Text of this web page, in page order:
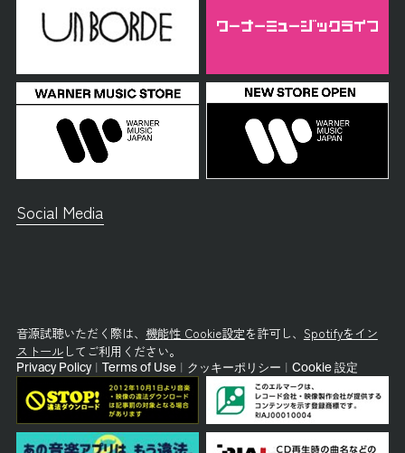
Social Media
音源試聴いただく際は、 機能性 Cookie設定を許可し、 Spotifyをイン
ストールしてご利用ください。
Privacy Policy Terms of Use クッキーポリシー Cookie 設定